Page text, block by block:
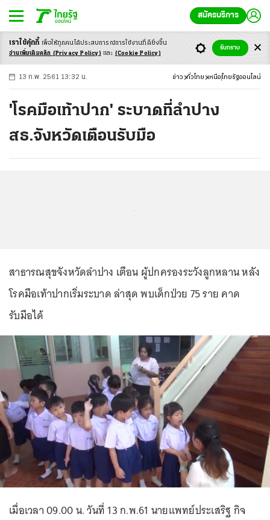
สมัครบริการ
-ก ก ก+
13 ก.พ. 2561 13:32 น. ข่าว ทั่วไทย เหนือ ไทยรัฐออนไลน์
'โรคมือเท้าปาก' ระบาดที่ลำปาง
สธ.จังหวัดเตือนรับมือ
สาธารณสุขจังหวัดลำปาง เตือน ผู้ปกครองระวังลูกหลาน หลัง
โรคมือเท้าปากเริ่มระบาด ล่าสุด พบเด็กป่วย 75 ราย คาด
รับมือได้
เมื่อเวลา 09.00 น. วันที่ 13 ก.พ.61 นายแพทย์ประเสริฐ กิจ
เราใช้คุ้กกี้ เพื่อให้ทุกคนได้ประสบการณ์การใช้งานที่ดียิ่งขึ้น
อ่านเพิ่มเติมคลิก (Privacy Policy) และ (Cookie Policy)
รับทราบ